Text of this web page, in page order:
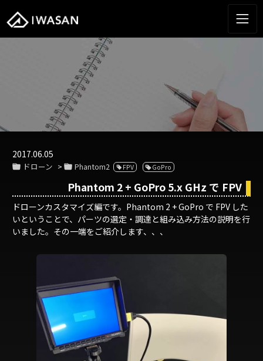
2017.06.05
ドローン Phantom2 FPV GoPro
Phantom 2 + GoPro 5.x GHz で FPV
ドローンカスタマイズ編です。Phantom 2 + GoPro で FPV した
いということで、パーツの選定・調達と組み込み方法の説明を行
いました。その一端をご紹介します、、、